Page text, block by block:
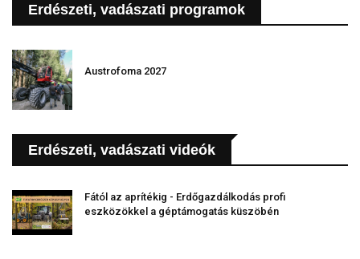
Erdészeti, vadászati programok
Austrofoma 2027
Erdészeti, vadászati videók
Fától az aprítékig - Erdőgazdálkodás profi
eszközökkel a géptámogatás küszöbén